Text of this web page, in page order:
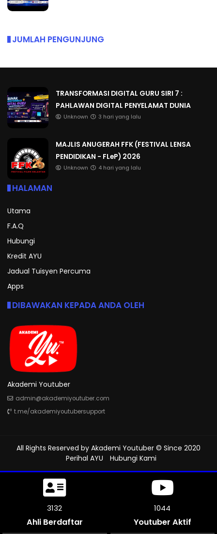
JUMLAH PENGUNJUNG
TRANSFORMASI DIGITAL GURU SIRI 7 :
PAHLAWAN DIGITAL PENYELAMAT DUNIA
Unknown 3 hari yang lalu
MAJLIS ANUGERAH FFK (FESTIVAL LENSA
PENDIDIKAN - FLeP) 2026
Unknown 4 hari yang lalu
HALAMAN
Utama
F.A.Q
Hubungi
Kredit AYU
Jadual Tuisyen Percuma
Apps
DIBAWAKAN KEPADA ANDA OLEH
Akademi Youtuber
admin@akademiyoutuber.com
t.me/akademiyoutubersupport
All Rights Reserved by Akademi Youtuber © Since 2020
Perihal AYU
Hubungi Kami
3627
Ahli Berdaftar
1209
Youtuber Aktif